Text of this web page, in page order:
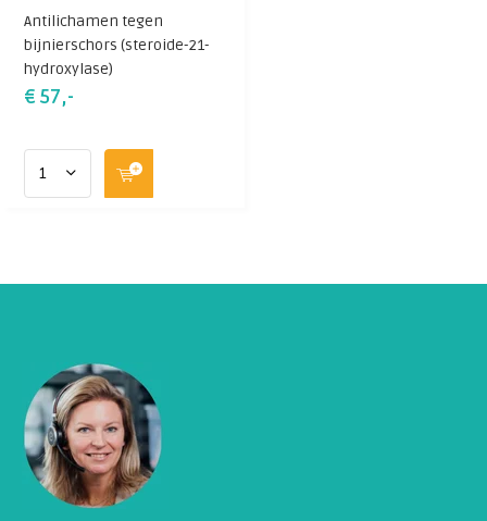
Antilichamen tegen
bijnierschors (steroide-21-
hydroxylase)
€ 57,-